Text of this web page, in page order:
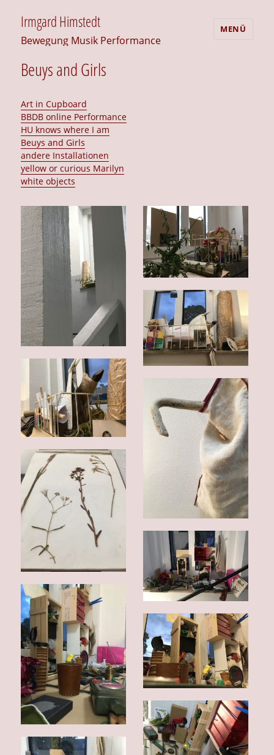
Irmgard Himstedt
Bewegung Musik Performance
MENÜ
Beuys and Girls
Art in Cupboard
BBDB online Performance
HU knows where I am
Beuys and Girls
andere Installationen
yellow or curious Marilyn
white objects